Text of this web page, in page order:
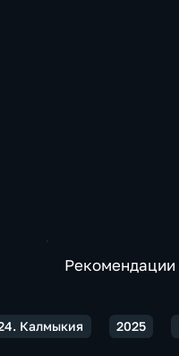
Рекомендации
Калмыкия 2025